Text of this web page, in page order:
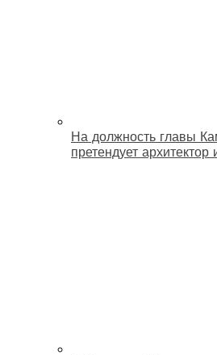
На должность главы
претендует архитектор